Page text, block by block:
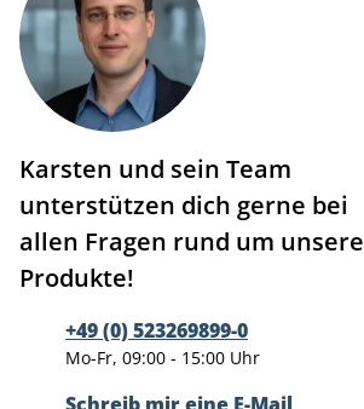
Karsten und sein Team
unterstützen dich gerne bei
allen Fragen rund um unsere
Produkte!
+49 (0) 523269899-0
Mo-Fr, 09:00 - 15:00 Uhr